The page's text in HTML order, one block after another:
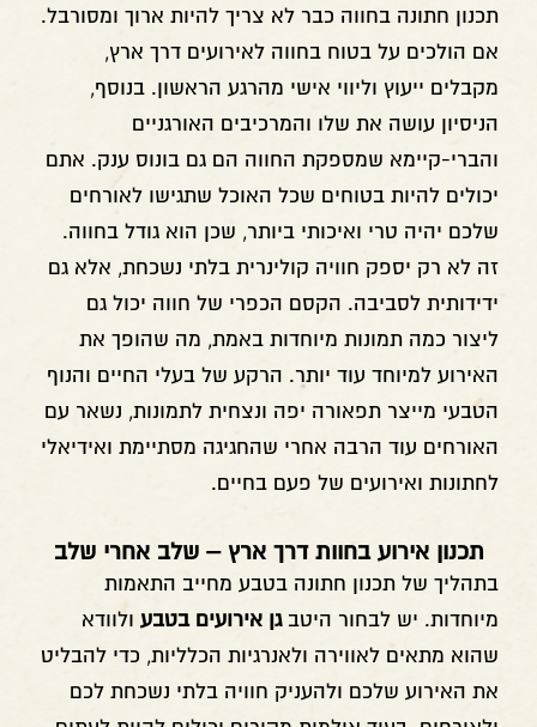
תכנון חתונה בחווה כבר לא צריך להיות ארוך ומסורבל.
אם הולכים על בטוח בחווה לאירועים דרך ארץ,
מקבלים ייעוץ וליווי אישי מהרגע הראשון. בנוסף,
הניסיון עושה את שלו והמרכיבים האורגניים
והברי-קיימא שמספקת החווה הם גם בונוס ענק. אתם
יכולים להיות בטוחים שכל האוכל שתגישו לאורחים
שלכם יהיה טרי ואיכותי ביותר, שכן הוא גודל בחווה.
זה לא רק יספק חוויה קולינרית בלתי נשכחת, אלא גם
ידידותית לסביבה. הקסם הכפרי של חווה יכול גם
ליצור כמה תמונות מיוחדות באמת, מה שהופך את
האירוע למיוחד עוד יותר. הרקע של בעלי החיים והנוף
הטבעי מייצר תפאורה יפה ונצחית לתמונות, נשאר עם
האורחים עוד הרבה אחרי שהחגיגה מסתיימת ואידיאלי
לחתונות ואירועים של פעם בחיים.
תכנון אירוע בחוות דרך ארץ – שלב אחרי שלב
בתהליך של תכנון חתונה בטבע מחייב התאמות
מיוחדות. יש לבחור היטבגן אירועים בטבע ולוודא
שהוא מתאים לאווירה ולאנרגיות הכלליות, כדי להבליט
את האירוע שלכם ולהעניק חוויה בלתי נשכחת לכם